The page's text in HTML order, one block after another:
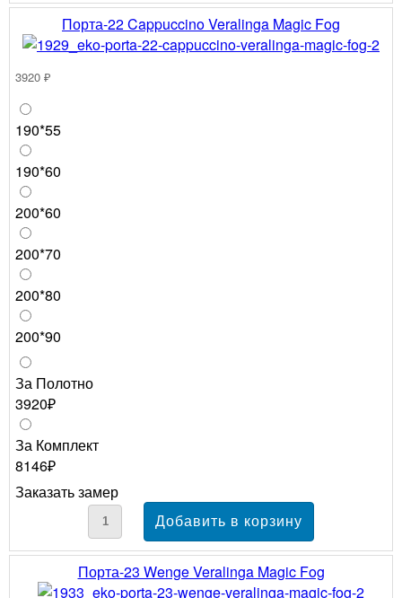
Порта-22 Cappuccino Veralinga Magic Fog
3920 ₽
190*55
190*60
200*60
200*70
200*80
200*90
За Полотно
3920₽
За Комплект
8146₽
Заказать замер
Порта-23 Wenge Veralinga Magic Fog